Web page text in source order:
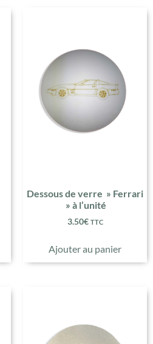
Dessous de verre » Ferrari
» à l’unité
3.50€ TTC
Ajouter au panier